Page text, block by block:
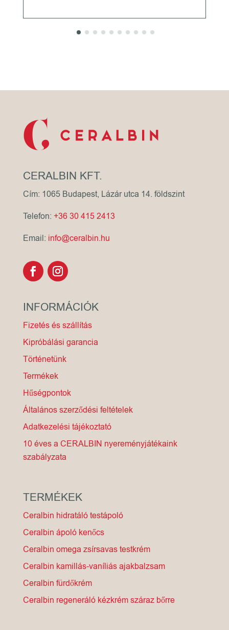
CERALBIN KFT.
Cím: 1065 Budapest, Lázár utca 14. földszint
Telefon: +36 30 415 2413
Email: info@ceralbin.hu
INFORMÁCIÓK
Fizetés és szállítás
Kipróbálási garancia
Történetünk
Termékek
Hűségpontok
Általános szerződési feltételek
Adatkezelési tájékoztató
10 éves a CERALBIN nyereményjátékaink
szabályzata
TERMÉKEK
Ceralbin hidratáló testápoló
Ceralbin ápoló kenőcs
Ceralbin omega zsírsavas testkrém
Ceralbin kamillás-vaníliás ajakbalzsam
Ceralbin fürdőkrém
Ceralbin regeneráló kézkrém száraz bőrre